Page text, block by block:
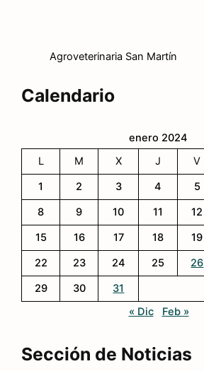
Agroveterinaria San Martín
Calendario
enero 2024
L
M X J V
1
2 3 4 5
8
9 10 11 12
15
16 17 18 19
22
23 24 25 26
29
30
31
« Dic
Feb »
Sección de Noticias